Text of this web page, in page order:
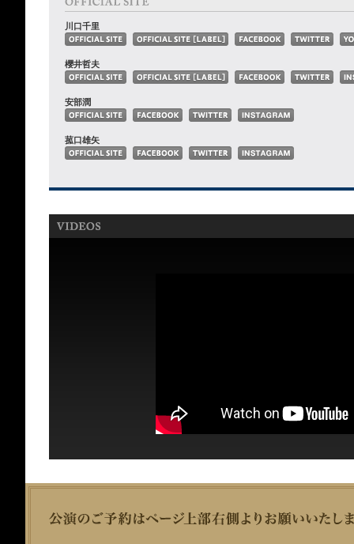
川口千里
櫻井哲夫
安部潤
菰口雄矢